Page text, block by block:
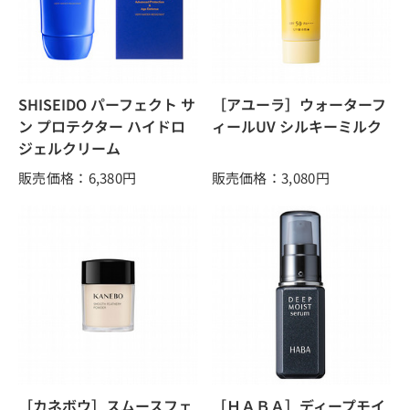
SHISEIDO パーフェクト サ
ン プロテクター ハイドロ
ジェルクリーム
販売価格：6,380円
［アユーラ］ウォーターフ
ィールUV シルキーミルク
販売価格：3,080円
［カネボウ］スムースフェ
［ＨＡＢＡ］ディープモイ